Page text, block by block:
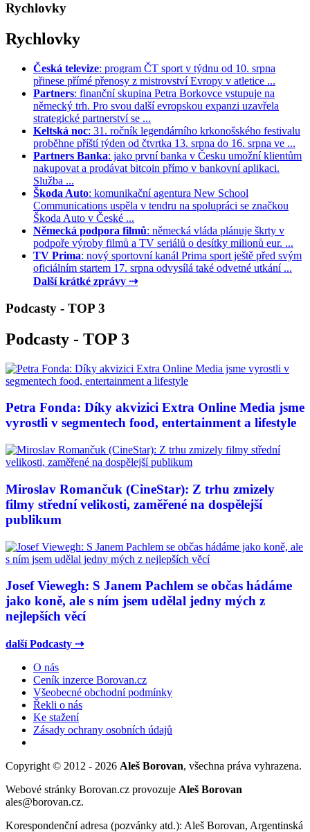
Rychlovky
Rychlovky
Česká televize: program ČT sport v týdnu od 10. srpna
přinese přímé přenosy z mistrovství Evropy v atletice ...
Partners: finanční skupina Petra Borkovce vstupuje na
německý trh. Pro svou další evropskou expanzi uzavřela
strategické partnerství se ...
Keltská noc: 31. ročník legendárního krkonošského festivalu
proběhne příští týden od čtvrtka 13. srpna do 16. srpna ve ...
Partners Banka: jako první banka v Česku umožní klientům
nakupovat a prodávat bitcoin přímo v bankovní aplikaci.
Služba ...
Škoda Auto: komunikační agentura New School
Communications uspěla v tendru na spolupráci se značkou
Škoda Auto v České ...
Německá podpora filmů: německá vláda plánuje škrty v
podpoře výroby filmů a TV seriálů o desítky milionů eur. ...
TV Prima: nový sportovní kanál Prima sport ještě před svým
oficiálním startem 17. srpna odvysílá také odvetné utkání ...
Další krátké zprávy ⇢
Podcasty - TOP 3
Podcasty - TOP 3
Petra Fonda: Díky akvizici Extra Online Media jsme
vyrostli v segmentech food, entertainment a lifestyle
Miroslav Romančuk (CineStar): Z trhu zmizely
filmy střední velikosti, zaměřené na dospělejší
publikum
Josef Viewegh: S Janem Pachlem se občas hádáme
jako koně, ale s ním jsem udělal jedny mých z
nejlepších věcí
další Podcasty ⇢
O nás
Ceník inzerce Borovan.cz
Všeobecné obchodní podmínky
Řekli o nás
Ke stažení
Zásady ochrany osobních údajů
Copyright © 2012 - 2026 Aleš Borovan, všechna práva vyhrazena.
Webové stránky Borovan.cz provozuje Aleš Borovan
ales@borovan.cz.
Korespondenční adresa (pozvánky atd.): Aleš Borovan, Argentinská